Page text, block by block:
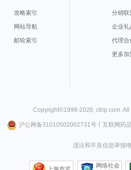
攻略索引
网站导航
邮轮索引
分销联
企业礼
代理合
更多加
Copyright©1999-2026, ctrip.com.
沪公网备31010502002731号丨 互联网药
违法和不良信息举报
网络社会